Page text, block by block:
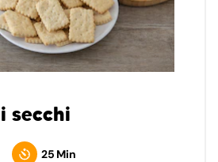
secchi
25 Min